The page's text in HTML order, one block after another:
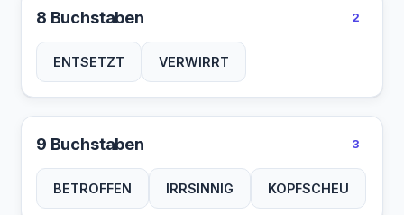
8 Buchstaben 2
ENTSETZT VERWIRRT
9 Buchstaben 3
BETROFFEN IRRSINNIG KOPFSCHEU